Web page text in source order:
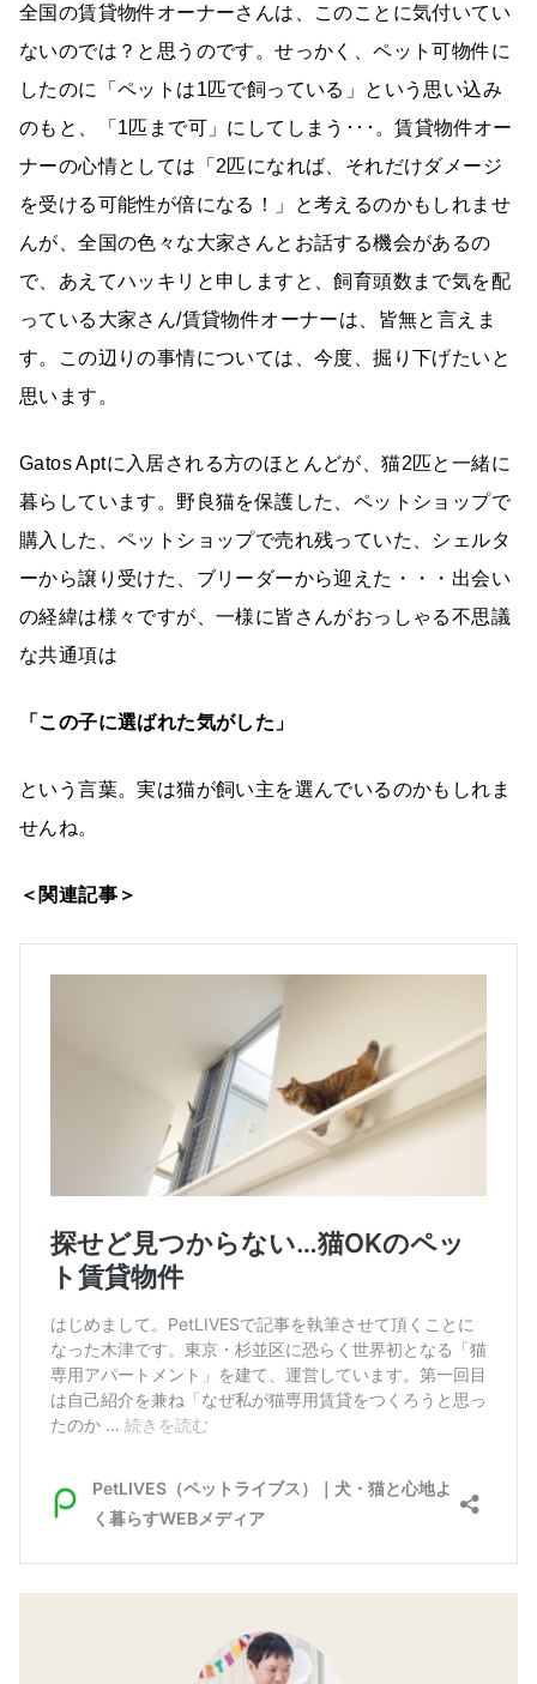
全国の賃貸物件オーナーさんは、このことに気付いてい
ないのでは？と思うのです。せっかく、ペット可物件に
したのに「ペットは1匹で飼っている」という思い込み
のもと、「1匹まで可」にしてしまう･･･。賃貸物件オー
ナーの心情としては「2匹になれば、それだけダメージ
を受ける可能性が倍になる！」と考えるのかもしれませ
んが、全国の色々な大家さんとお話する機会があるの
で、あえてハッキリと申しますと、飼育頭数まで気を配
っている大家さん/賃貸物件オーナーは、皆無と言えま
す。この辺りの事情については、今度、掘り下げたいと
思います。
Gatos Aptに入居される方のほとんどが、猫2匹と一緒に
暮らしています。野良猫を保護した、ペットショップで
購入した、ペットショップで売れ残っていた、シェルタ
ーから譲り受けた、ブリーダーから迎えた・・・出会い
の経緯は様々ですが、一様に皆さんがおっしゃる不思議
な共通項は
「この子に選ばれた気がした」
という言葉。実は猫が飼い主を選んでいるのかもしれま
せんね。
＜関連記事＞